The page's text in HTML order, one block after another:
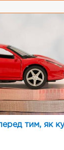
тим, як